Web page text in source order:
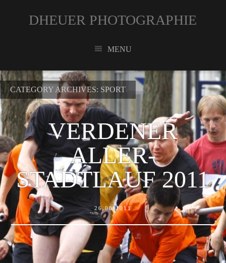
DHEUER PHOTOGRAPHIE
MENU
CATEGORY ARCHIVES: SPORT
VERDENER
ALLER-
STADTLAUF 2011
26.08.2011